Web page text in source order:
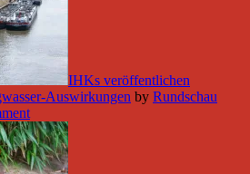
IHKs veröffentlichen
Auswirkungen by Rundschau